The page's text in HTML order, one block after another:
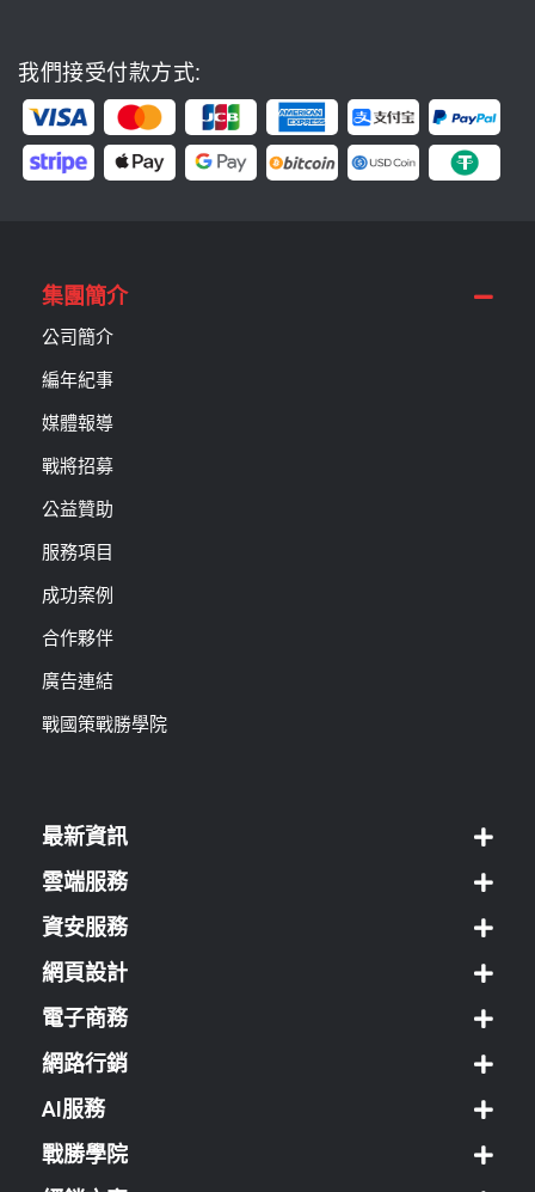
我們接受付款方式:
集團簡介
公司簡介
編年紀事
媒體報導
戰將招募
公益贊助
服務項目
成功案例
合作夥伴
廣告連結
戰國策戰勝學院
最新資訊
雲端服務
資安服務
網頁設計
電子商務
網路行銷
AI服務
戰勝學院